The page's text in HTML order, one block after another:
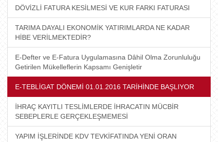
DÖVİZLİ FATURA KESİLMESİ VE KUR FARKI FATURASI
TARIMA DAYALI EKONOMİK YATIRIMLARDA NE KADAR
HİBE VERİLMEKTEDİR?
E-Defter ve E-Fatura Uygulamasına Dâhil Olma Zorunluluğu
Getirilen Mükelleflerin Kapsamı Genişletir
E-TEBLİGAT DÖNEMİ 01.01.2016 TARİHİNDE BAŞLIYOR
İHRAÇ KAYITLI TESLİMLERDE İHRACATIN MÜCBİR
SEBEPLERLE GERÇEKLEŞMEMESİ
YAPIM İŞLERİNDE KDV TEVKİFATINDA YENİ ORAN